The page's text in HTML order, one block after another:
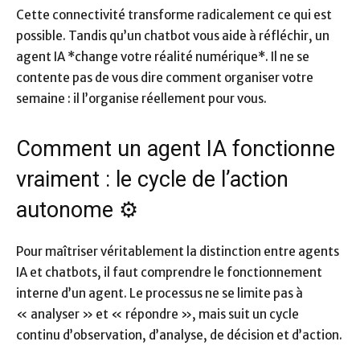
Cette connectivité transforme radicalement ce qui est
possible. Tandis qu’un chatbot vous aide à réfléchir, un
agent IA *change votre réalité numérique*. Il ne se
contente pas de vous dire comment organiser votre
semaine : il l’organise réellement pour vous.
Comment un agent IA fonctionne
vraiment : le cycle de l’action
autonome ⚙️
Pour maîtriser véritablement la distinction entre agents
IA et chatbots, il faut comprendre le fonctionnement
interne d’un agent. Le processus ne se limite pas à
« analyser » et « répondre », mais suit un cycle
continu d’observation, d’analyse, de décision et d’action.